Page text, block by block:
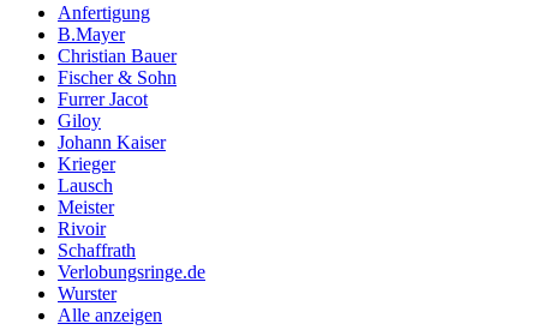
Anfertigung
B.Mayer
Christian Bauer
Fischer & Sohn
Furrer Jacot
Giloy
Johann Kaiser
Krieger
Lausch
Meister
Rivoir
Schaffrath
Verlobungsringe.de
Wurster
Alle anzeigen